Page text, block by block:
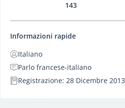
143
Informazioni rapide
Italiano
Parlo francese-italiano
Registrazione: 28 Dicembre 2013